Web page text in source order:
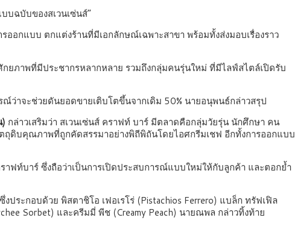
บฉบับของสเวนเซ่นส์”
อกแบบ ตกแต่งร้านที่มีเอกลักษณ์เฉพาะสาขา พร้อมทั้งส่งมอบเรื่องราว
กยภาพที่มีประชากรหลากหลาย รวมถึงกลุ่มคนรุ่นใหม่ ที่มีไลฟ์สไตล์เปิดรับ
ณ์ว่าจะช่วยดันยอดขายเติบโตขึ้นจากเดิม 50% นายอนุพนธ์กล่าวสรุป
กล่าวเสริมว่า สเวนเซ่นส์ คราฟท์ บาร์ มีตลาดคือกลุ่มวัยรุ่น นักศึกษา คน
ถุดิบคุณภาพที่ถูกคัดสรรมาอย่างพิถีพิถันโดยไอศกรีมเชฟ อีกทั้งการออกแบบ
ฟท์บาร์ ซึ่งถือว่าเป็นการเปิดประสบการณ์แบบใหม่ให้กับลูกค้า และตอกย้ำ
ระกอบด้วย พิสตาชิโอ เฟอเรโร่ (Pistachios Ferrero) แบล็ก ทรัฟเฟิล
Sorbet) และครีมมี่ พีช (Creamy Peach) นายณพล กล่าวทิ้งท้าย